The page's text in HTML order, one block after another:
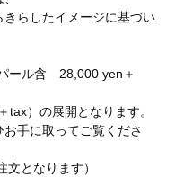
らしたイメージに基づい
ール含 28,000 yen＋
）の展開となります。
手に取ってご覧くださ
となります）